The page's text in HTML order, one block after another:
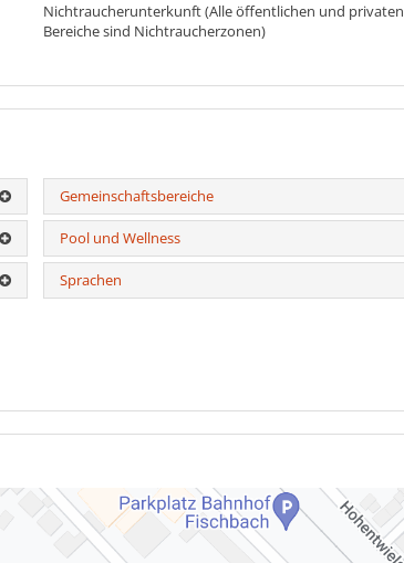
Nichtraucherunterkunft (Alle öffentlichen und privaten
Bereiche sind Nichtraucherzonen)
Gemeinschaftsbereiche
Pool und Wellness
Sprachen